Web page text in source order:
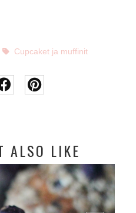
Cupcaket ja muffinit
ALSO LIKE